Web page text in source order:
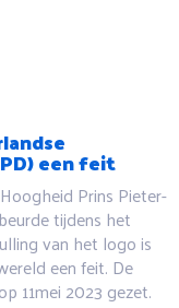
een feit
Prins Pieter-
tijdens het
van het logo is
een feit. De
11mei 2023 gezet.